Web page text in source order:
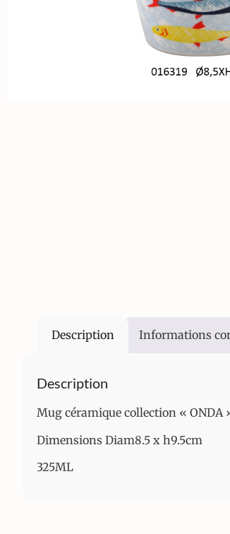
Description Informations
Description
Mug céramique collection « ONDA
Dimensions Diam8.5 x h9.5cm
325ML